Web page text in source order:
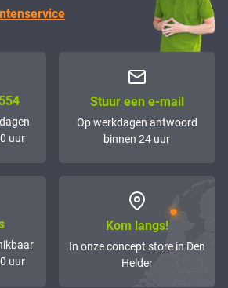
uur
Stuur een e-mail
Op werkdagen antwoord
binnen 24 uur
uur
Kom langs!
In onze concept store in Den
Helder